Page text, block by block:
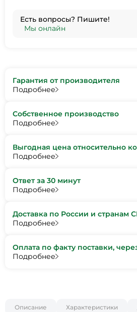
Есть вопросы? Пишите!
Мы онлайн
Гарантия от производителя
Подробнее
Собственное производство
Подробнее
Выгодная цена относительно
Подробнее
Ответ за 30 минут
Подробнее
Доставка по России и странам
Подробнее
Оплата по факту поставки,
Подробнее
Описание Характеристики